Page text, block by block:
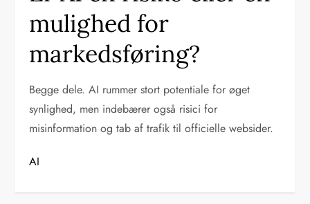
mulighed for
markedsføring?
Begge dele. AI rummer stort potentiale for øget
synlighed, men indebærer også risici for
misinformation og tab af trafik til officielle websider.
AI